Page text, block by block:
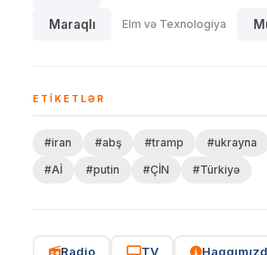
Maraqlı Elm və Texnologiya
ETIKETLƏR
#iran #abş #tramp #ukrayna
#Aİ
#putin #ÇİN #Türkiyə
Radio TV